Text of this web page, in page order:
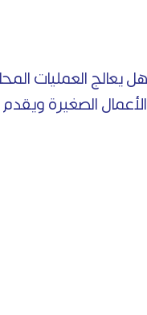
العمليات
الصغيرة ويقدم